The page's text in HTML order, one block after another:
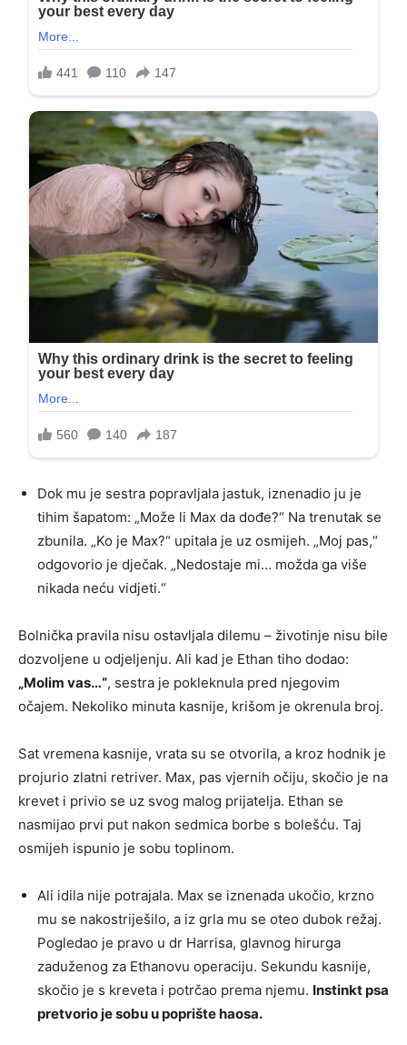
Dok mu je sestra popravljala jastuk, iznenadio ju je
tihim šapatom: „Može li Max da dođe?“ Na trenutak se
zbunila. „Ko je Max?“ upitala je uz osmijeh. „Moj pas,“
odgovorio je dječak. „Nedostaje mi… možda ga više
nikada neću vidjeti.“
Bolnička pravila nisu ostavljala dilemu – životinje nisu bile
dozvoljene u odjeljenju. Ali kad je Ethan tiho dodao:
„Molim vas…“, sestra je pokleknula pred njegovim
očajem. Nekoliko minuta kasnije, krišom je okrenula broj.
Sat vremena kasnije, vrata su se otvorila, a kroz hodnik je
projurio zlatni retriver. Max, pas vjernih očiju, skočio je na
krevet i privio se uz svog malog prijatelja. Ethan se
nasmijao prvi put nakon sedmica borbe s bolešću. Taj
osmijeh ispunio je sobu toplinom.
Ali idila nije potrajala. Max se iznenada ukočio, krzno
mu se nakostriješilo, a iz grla mu se oteo dubok režaj.
Pogledao je pravo u dr Harrisa, glavnog hirurga
zaduženog za Ethanovu operaciju. Sekundu kasnije,
skočio je s kreveta i potrčao prema njemu. Instinkt psa
pretvorio je sobu u poprište haosa.